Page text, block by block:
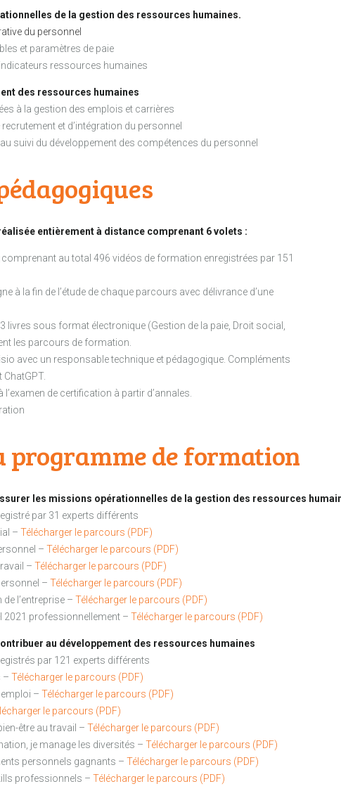
de la gestion des ressources humaines.
du personnel
et paramètres de paie
ressources humaines
des ressources humaines
à la gestion des emplois et carrières
et d’intégration du personnel
suivi du développement des compétences du personnel
entièrement à distance comprenant 6 volets :
au total 496 vidéos de formation enregistrées par 151
à la fin de l’étude de chaque parcours avec délivrance d’une
livres sous format électronique (Gestion de la paie, Droit social,
les parcours de formation.
avec un responsable technique et pédagogique. Compléments
de certification à partir d’annales.
programme de formation
les missions opérationnelles de la gestion des ressources
par 31 experts différents
– Télécharger le parcours (PDF)
– Télécharger le parcours (PDF)
– Télécharger le parcours (PDF)
– Télécharger le parcours (PDF)
l’entreprise – Télécharger le parcours (PDF)
2021 professionnellement – Télécharger le parcours (PDF)
au développement des ressources humaines
par 121 experts différents
– Télécharger le parcours (PDF)
– Télécharger le parcours (PDF)
le parcours (PDF)
être au travail – Télécharger le parcours (PDF)
je manage les diversités – Télécharger le parcours (PDF)
personnels gagnants – Télécharger le parcours (PDF)
professionnels – Télécharger le parcours (PDF)